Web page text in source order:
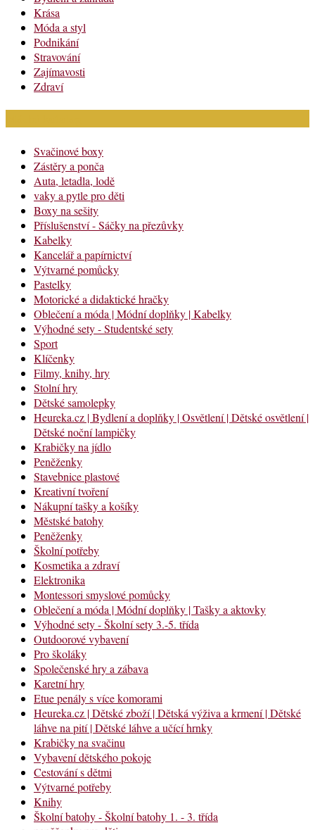
Krása
Móda a styl
Podnikání
Stravování
Zajímavosti
Zdraví
Svačinové boxy
Zástěry a ponča
Auta, letadla, lodě
vaky a pytle pro děti
Boxy na sešity
Příslušenství - Sáčky na přezůvky
Kabelky
Kancelář a papírnictví
Výtvarné pomůcky
Pastelky
Motorické a didaktické hračky
Oblečení a móda | Módní doplňky | Kabelky
Výhodné sety - Studentské sety
Sport
Klíčenky
Filmy, knihy, hry
Stolní hry
Dětské samolepky
Heureka.cz | Bydlení a doplňky | Osvětlení | Dětské osvětlení |
Dětské noční lampičky
Krabičky na jídlo
Peněženky
Stavebnice plastové
Kreativní tvoření
Nákupní tašky a košíky
Městské batohy
Peněženky
Školní potřeby
Kosmetika a zdraví
Elektronika
Montessori smyslové pomůcky
Oblečení a móda | Módní doplňky | Tašky a aktovky
Výhodné sety - Školní sety 3.-5. třída
Outdoorové vybavení
Pro školáky
Společenské hry a zábava
Karetní hry
Etue penály s více komorami
Heureka.cz | Dětské zboží | Dětská výživa a krmení | Dětské
láhve na pití | Dětské láhve a učící hrnky
Krabičky na svačinu
Vybavení dětského pokoje
Cestování s dětmi
Výtvarné potřeby
Knihy
Školní batohy - Školní batohy 1. - 3. třída